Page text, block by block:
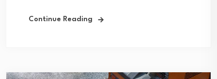
Continue Reading